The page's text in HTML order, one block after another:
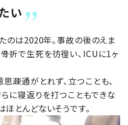
い
のは2020年。事故の後のえま
折で生死を彷徨い、ICUに1ヶ
疎通がとれず、立つことも、
に寝返りを打つこともできな
とんどないそうです。